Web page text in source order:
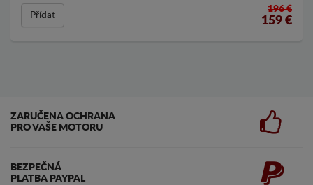
Přídat
196 €
159 €
ZARUČENA OCHRANA
PRO VAŠE MOTORU
BEZPEČNÁ
PLATBA PAYPAL